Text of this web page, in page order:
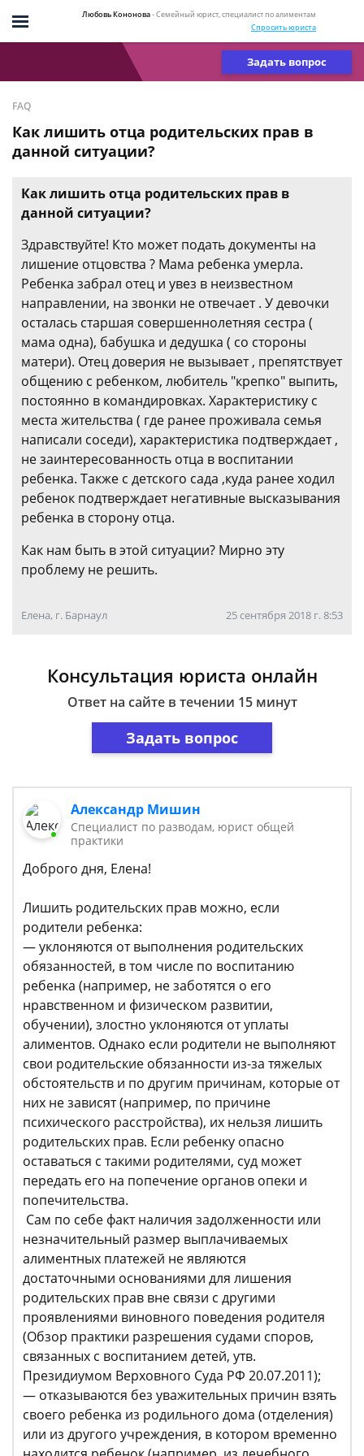
Любовь Кононова- Семейный юрист, специалист по алиментам
Спросить юриста
Задать вопрос
FAQ
Как лишить отца родительских прав в
данной ситуации?
Как лишить отца родительских прав в
данной ситуации?
Здравствуйте! Кто может подать документы на
лишение отцовства ? Мама ребенка умерла.
Ребенка забрал отец и увез в неизвестном
направлении, на звонки не отвечает . У девочки
осталась старшая совершеннолетняя сестра (
мама одна), бабушка и дедушка ( со стороны
матери). Отец доверия не вызывает , препятствует
общению с ребенком, любитель "крепко" выпить,
постоянно в командировках. Характеристику с
места жительства ( где ранее проживала семья
написали соседи), характеристика подтверждает ,
не заинтересованность отца в воспитании
ребенка. Также с детского сада ,куда ранее ходил
ребенок подтверждает негативные высказывания
ребенка в сторону отца.
Как нам быть в этой ситуации? Мирно эту
проблему не решить.
Елена, г. Барнаул 25 сентября 2018 г. 8:53
Консультация юриста онлайн
Ответ на сайте в течении 15 минут
Задать вопрос
Александр Мишин
Специалист по разводам, юрист общей
практики
Доброго дня, Елена!
Лишить родительских прав можно, если
родители ребенка:
— уклоняются от выполнения родительских
обязанностей, в том числе по воспитанию
ребенка (например, не заботятся о его
нравственном и физическом развитии,
обучении), злостно уклоняются от уплаты
алиментов. Однако если родители не выполняют
свои родительские обязанности из-за тяжелых
обстоятельств и по другим причинам, которые от
них не зависят (например, по причине
психического расстройства), их нельзя лишить
родительских прав. Если ребенку опасно
оставаться с такими родителями, суд может
передать его на попечение органов опеки и
попечительства.
Сам по себе факт наличия задолженности или
незначительный размер выплачиваемых
алиментных платежей не являются
достаточными основаниями для лишения
родительских прав вне связи с другими
проявлениями виновного поведения родителя
(Обзор практики разрешения судами споров,
связанных с воспитанием детей, утв.
Президиумом Верховного Суда РФ 20.07.2011);
— отказываются без уважительных причин взять
своего ребенка из родильного дома (отделения)
или из другого учреждения, в котором временно